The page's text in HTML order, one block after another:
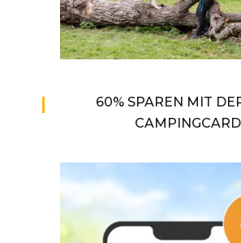
60% SPAREN MIT
CAMPINGCARD